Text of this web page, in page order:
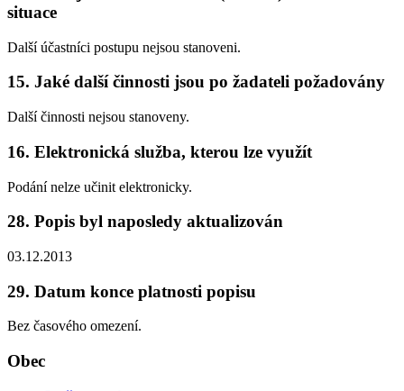
situace
Další účastníci postupu nejsou stanoveni.
15. Jaké další činnosti jsou po žadateli požadovány
Další činnosti nejsou stanoveny.
16. Elektronická služba, kterou lze využít
Podání nelze učinit elektronicky.
28. Popis byl naposledy aktualizován
03.12.2013
29. Datum konce platnosti popisu
Bez časového omezení.
Obec